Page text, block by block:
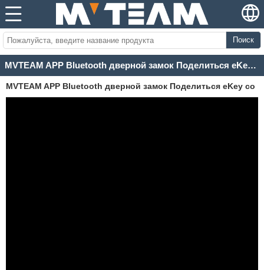
Поиск
MVTEAM APP Bluetooth дверной замок Поделиться eKey со своей семьей
MVTEAM APP Bluetooth дверной замок Поделиться eKey со